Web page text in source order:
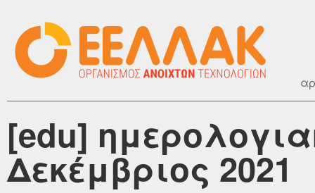
[edu]
Δεκέμβριος 2021